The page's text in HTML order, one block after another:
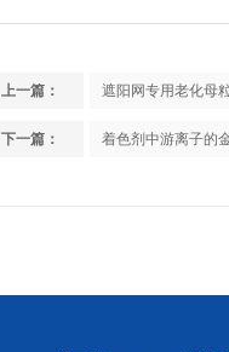
上一篇： 遮阳网专用老化母
下一篇： 着色剂中游离子的